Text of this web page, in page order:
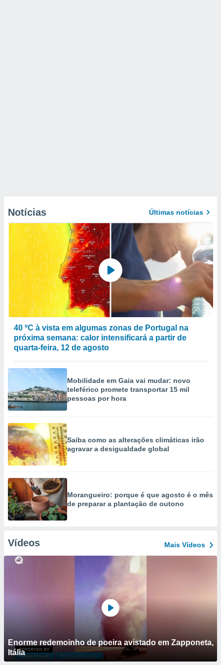
Notícias Últimas notícias
40 ºC à vista em algumas zonas de Portugal na
próxima semana: calor intensificará a partir de
quarta-feira, 12 de agosto
Mobilidade em Gaia vai mudar: novo
teleférico promete transportar 15 mil
pessoas por hora
Saiba como as alterações climáticas irão
agravar a desigualdade global
Morangueiro: porque é que agosto é o mês
de preparar a plantação de outono
Vídeos Mais Vídeos
Enorme redemoinho de poeira avistado em Zapponeta,
Itália